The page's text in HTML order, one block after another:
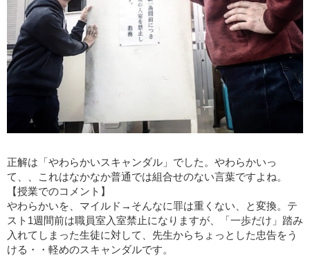
正解は「やわらかいスキャンダル」でした。やわらかいっ
て、、これはなかなか普通では組合せのない言葉ですよね。
【授業でのコメント】
やわらかいを、マイルド→そんなに罪は重くない、と変換。テ
スト1週間前は職員室入室禁止になりますが、「一歩だけ」踏み
入れてしまった生徒に対して、先生からちょっとした忠告をう
ける・・軽めのスキャンダルです。